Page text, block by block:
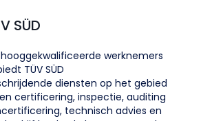
SÜD
werknemers
TÜV SÜD
diensten op het gebied
certificering, inspectie, auditing
technisch advies en